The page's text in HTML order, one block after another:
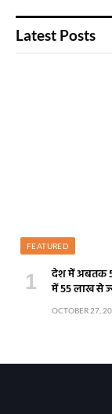
Latest Posts
FEATURED
देश में अबतक
में 55 लाख से
OCTOBER 27,